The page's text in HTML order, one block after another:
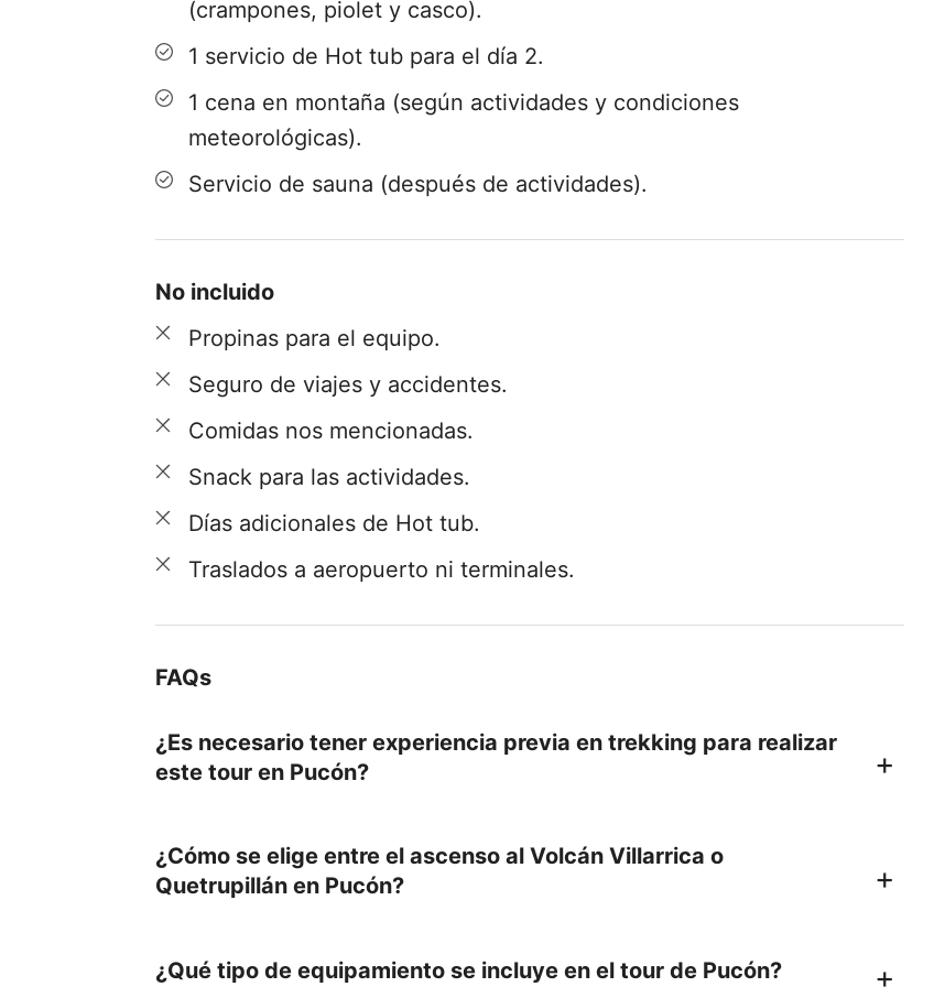
(crampones, piolet y casco).
1 servicio de Hot tub para el día 2.
1 cena en montaña (según actividades y condiciones
meteorológicas).
Servicio de sauna (después de actividades).
No incluido
Propinas para el equipo.
Seguro de viajes y accidentes.
Comidas nos mencionadas.
Snack para las actividades.
Días adicionales de Hot tub.
Traslados a aeropuerto ni terminales.
FAQs
¿Es necesario tener experiencia previa en trekking para realizar
este tour en Pucón?
recomendable contar con una buena condición física, especialmente
¿Cómo se elige entre el ascenso al Volcán Villarrica o
Quetrupillán en Pucón?
¿Qué tipo de equipamiento se incluye en el tour de Pucón?